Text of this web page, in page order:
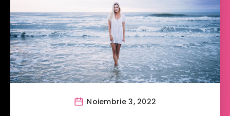
Noiembrie 3, 2022